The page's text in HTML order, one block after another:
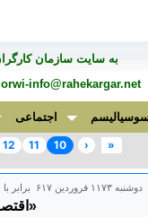
به سايت سازمان
orwi-info@rahekargar.net
اجتماعی
«
‹
10
11
12
دوشنبه ۱۱۷۳ فروردين ۶۱۷ برابر با ۰۱ ژانويه ۰۰۰۱